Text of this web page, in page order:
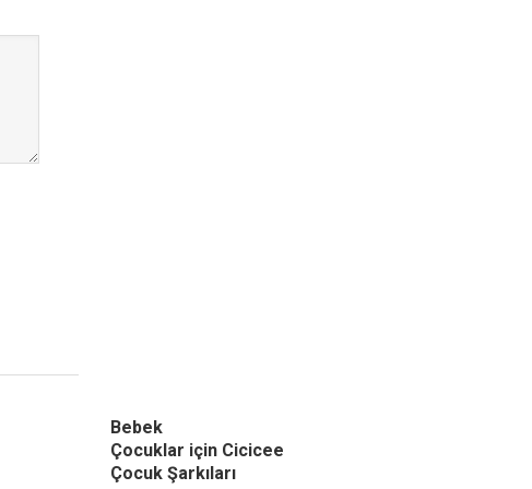
Bebek
Çocuklar için Cicicee
Çocuk Şarkıları